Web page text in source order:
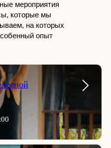
мероприятия
которые мы
на которых
опыт